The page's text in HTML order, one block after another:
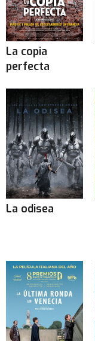
La copia
perfecta
La odisea